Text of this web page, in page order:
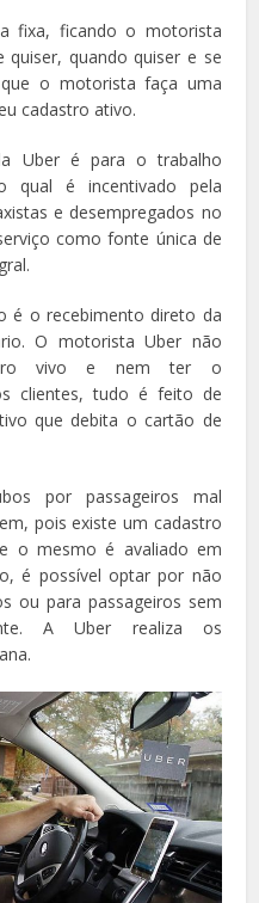
fixa, ficando o motorista
quando quiser e se
o motorista faça uma
cadastro ativo.
Uber é para o trabalho
qual é incentivado pela
e desempregados no
como fonte única de
é o recebimento direto da
O motorista Uber não
vivo e nem ter o
clientes, tudo é feito de
que debita o cartão de
por passageiros mal
pois existe um cadastro
o mesmo é avaliado em
é possível optar por não
ou para passageiros sem
A Uber realiza os